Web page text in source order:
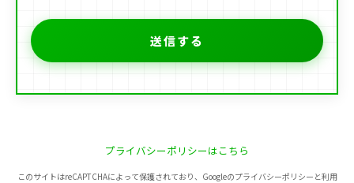
プライバシーポリシーはこちら
このサイトはreCAPTCHAによって保護されており、Googleのプライバシーポリシーと利用